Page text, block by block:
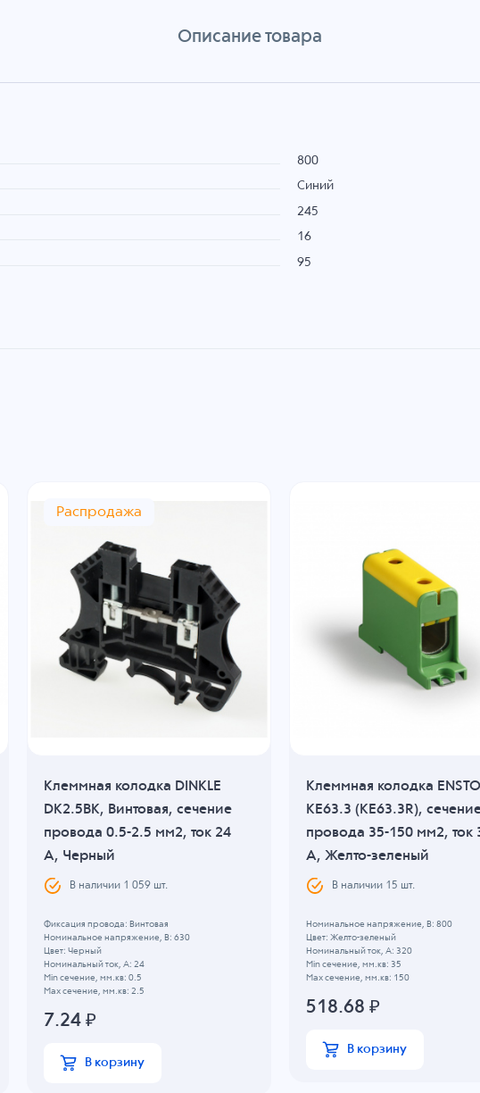
Описание товара
800
Синий
245
16
95
Распродажа
Клеммная колодка DINKLE
DK2.5BK, Винтовая, сечение
провода 0.5-2.5 мм2, ток 24
A, Черный
В наличии 1 059шт.
Фиксация провода: Винтовая
Номинальное напряжение, B: 630
Цвет: Черный
Номинальный ток, А: 24
Min сечение, мм.кв: 0.5
Max сечение, мм.кв: 2.5
7.24₽
В корзину
Клеммная колодка ENSTO
KE63.3 (KE63.3R),
провода 35-150 мм2, ток
A, Желто-зеленый
В наличии 15 шт.
Номинальное напряжение, B: 800
Цвет: Желто-зеленый
Номинальный ток, А: 320
Min сечение, мм.кв: 35
Max сечение, мм.кв: 150
518.68 ₽
В корзину